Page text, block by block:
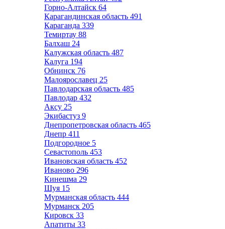
Горно-Алтайск 64
Карагандинская область 491
Караганда 339
Темиртау 88
Балхаш 24
Калужская область 487
Калуга 194
Обнинск 76
Малоярославец 25
Павлодарская область 485
Павлодар 432
Аксу 25
Экибастуз 9
Днепропетровская область 465
Днепр 411
Подгородное 5
Севастополь 453
Ивановская область 452
Иваново 296
Кинешма 29
Шуя 15
Мурманская область 444
Мурманск 205
Кировск 33
Апатиты 33